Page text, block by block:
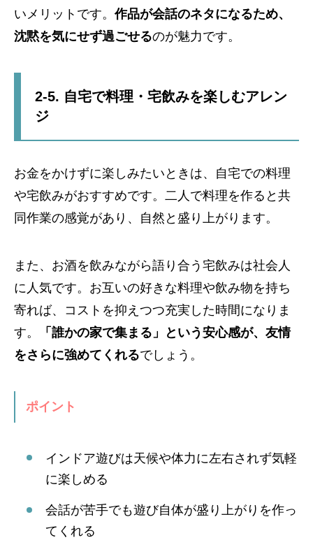
いメリットです。作品が会話のネタになるため、
沈黙を気にせず過ごせるのが魅力です。
2-5. 自宅で料理・宅飲みを楽しむアレン
ジ
お金をかけずに楽しみたいときは、自宅での料理
や宅飲みがおすすめです。二人で料理を作ると共
同作業の感覚があり、自然と盛り上がります。
また、お酒を飲みながら語り合う宅飲みは社会人
に人気です。お互いの好きな料理や飲み物を持ち
寄れば、コストを抑えつつ充実した時間になりま
す。
「誰かの家で集まる」という安心感が、友情
をさらに強めてくれるでしょう。
ポイント
インドア遊びは天候や体力に左右されず気軽
に楽しめる
会話が苦手でも遊び自体が盛り上がりを作っ
てくれる